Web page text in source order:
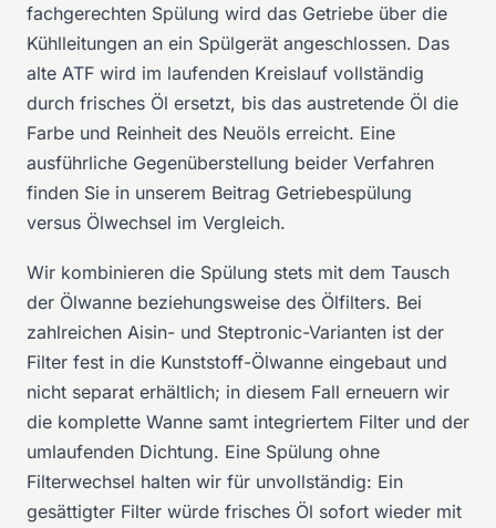
fachgerechten Spülung wird das Getriebe über die
Kühlleitungen an ein Spülgerät angeschlossen. Das
alte ATF wird im laufenden Kreislauf vollständig
durch frisches Öl ersetzt, bis das austretende Öl die
Farbe und Reinheit des Neuöls erreicht. Eine
ausführliche Gegenüberstellung beider Verfahren
finden Sie in unserem Beitrag Getriebespülung
versus Ölwechsel im Vergleich.
Wir kombinieren die Spülung stets mit dem Tausch
der Ölwanne beziehungsweise des Ölfilters. Bei
zahlreichen Aisin- und Steptronic-Varianten ist der
Filter fest in die Kunststoff-Ölwanne eingebaut und
nicht separat erhältlich; in diesem Fall erneuern wir
die komplette Wanne samt integriertem Filter und der
umlaufenden Dichtung. Eine Spülung ohne
Filterwechsel halten wir für unvollständig: Ein
gesättigter Filter würde frisches Öl sofort wieder mit